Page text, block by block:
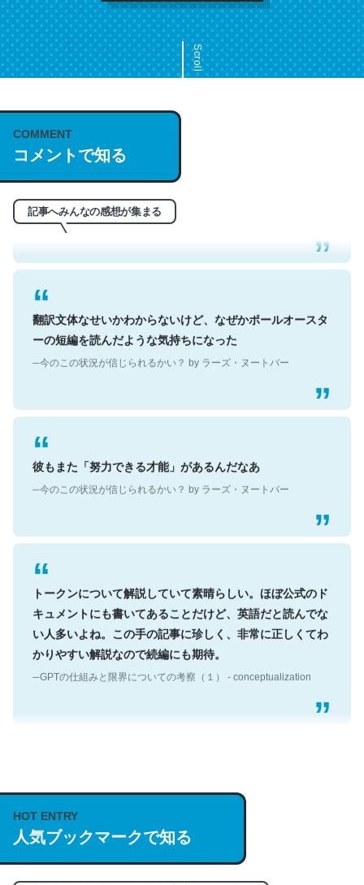
Scroll
COMMENT
コメントで知る
記事へみんなの感想が集まる
これは名文。彼はとてもクレバーなんだろうなと凄く思
う。英語少しでも読める人は原文もお勧め。自分はこの流
れ好き。Let’s Fucking Go. Then Covid hit. Shit.
─今のこの状況が信じられるかい？ by ラーズ・ヌートバー
翻訳文体なせいかわからないけど、なぜかポールオースタ
ーの短編を読んだような気持ちになった
─今のこの状況が信じられるかい？ by ラーズ・ヌートバー
彼もまた「努力できる才能」があるんだなあ
─今のこの状況が信じられるかい？ by ラーズ・ヌートバー
トークンについて解説していて素晴らしい。ほぼ公式のド
キュメントにも書いてあることだけど、英語だと読んでな
い人多いよね。この手の記事に珍しく、非常に正しくてわ
かりやすい解説なので続編にも期待。
─GPTの仕組みと限界についての考察（１） - conceptualization
説してる記事が少ないので貴重な良記事。/続編来た
https://isobe324649.hatenablog.com/entry/2023/03/27
/064121
─GPTの仕組みと限界についての考察（１） - conceptualization
HOT ENTRY
人気ブックマークで知る